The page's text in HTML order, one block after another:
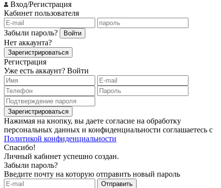
Вход/Регистрация
Кабинет пользователя
Забыли пароль? Войти
Нет аккаунта?
Зарегистрироваться
Регистрация
Уже есть аккаунт? Войти
Зарегистрироваться
Нажимая на кнопку, вы даете согласие на обработку
персональных данных и конфиденциальности соглашаетесь с
Политикой конфиденциальности
Спасибо!
Личный кабинет успешно создан.
Забыли пароль?
Введите почту на которую отправить новый пароль
Отправить